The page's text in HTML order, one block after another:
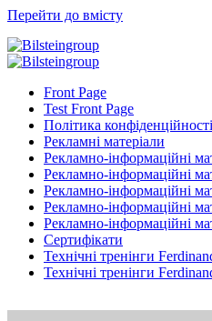
Перейти до вмісту
Front Page
Test Front Page
Політика конфіденційності
Рекламні матеріали
Рекламно-інформаційні
Рекламно-інформаційні
Рекламно-інформаційні
Рекламно-інформаційні
Рекламно-інформаційні
Сертифікати
Технічні тренінги
Технічні тренінги